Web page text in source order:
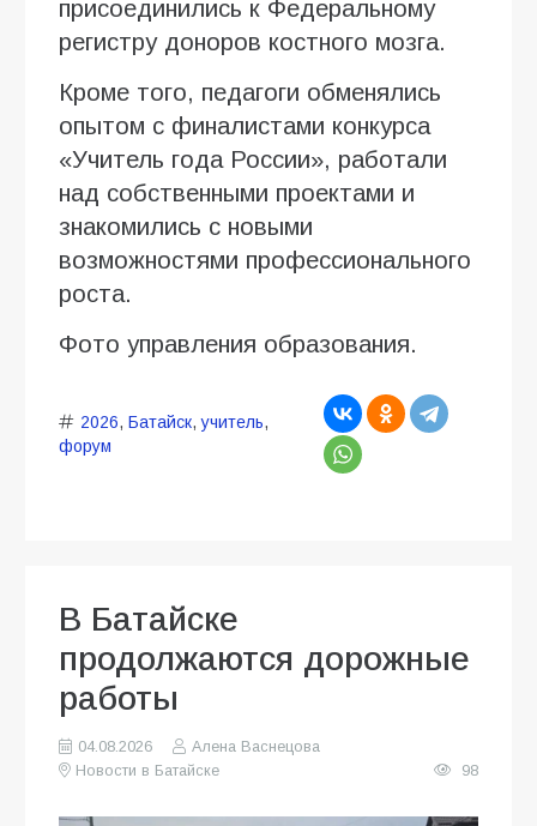
присоединились к Федеральному
регистру доноров костного мозга.
Кроме того, педагоги обменялись
опытом с финалистами конкурса
«Учитель года России», работали
над собственными проектами и
знакомились с новыми
возможностями профессионального
роста.
Фото управления образования.
2026, Батайск,учитель,
форум
В Батайске
продолжаются дорожные
работы
04.08.2026
Алена Васнецова
Новости в Батайске
98